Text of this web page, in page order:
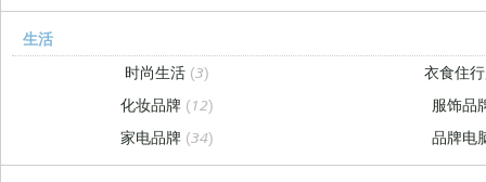
生活
时尚生活 (3)
衣食住
化妆品牌 (12)
服饰品
家电品牌 (34) 品牌电